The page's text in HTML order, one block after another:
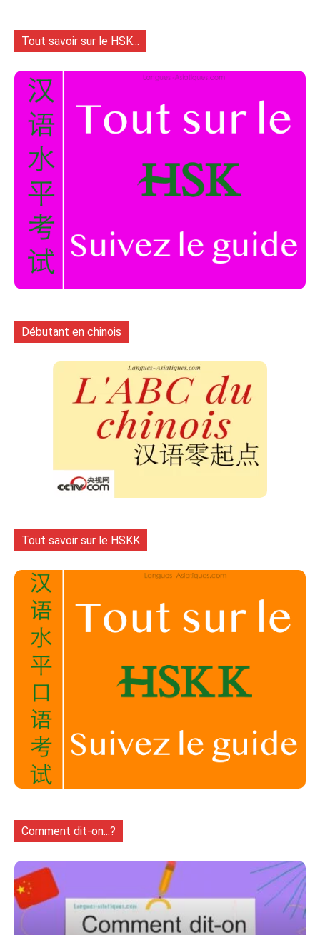
Tout savoir sur le HSK...
Débutant en chinois
Tout savoir sur le HSKK
Comment dit-on...?